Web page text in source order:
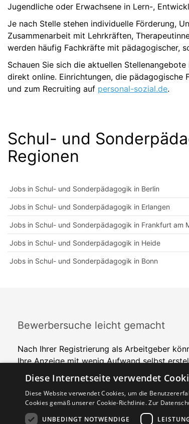
Jugendliche oder Erwachsene in Lern-,
Je nach Stelle stehen individuelle Förderung,
Zusammenarbeit mit Lehrkräften,
werden häufig Fachkräfte mit pädagogischer,
Schauen Sie sich die aktuellen
direkt online. Einrichtungen, die pädagogische
und zum Recruiting auf personal-sozial.de.
Schul- und
Regionen
Jobs in Schul- und Sonderpädagogik in Berlin
Jobs in Schul- und Sonderpädagogik in Erlangen
Jobs in Schul- und Sonderpädagogik in Frankfurt am
Jobs in Schul- und Sonderpädagogik in Heide
Jobs in Schul- und Sonderpädagogik in Bonn
Bewerbersuche leicht gemacht
Nach Ihrer Registrierung als Arbeitgeber
Ihre Anzeige mit wenig Aufwand selbst
veröffentlichen. So finden geeignete
Diese Internetseite verwendet
Diese Website verwendet Cookies, um die
Cookies gemäß unserer Cookie-Richtlinie.Zur
UNBEDINGT NOTWENDIGE